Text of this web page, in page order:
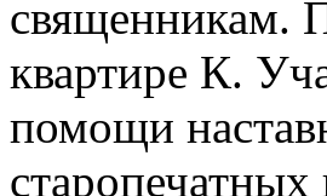
священникам.
квартире К.
помощи